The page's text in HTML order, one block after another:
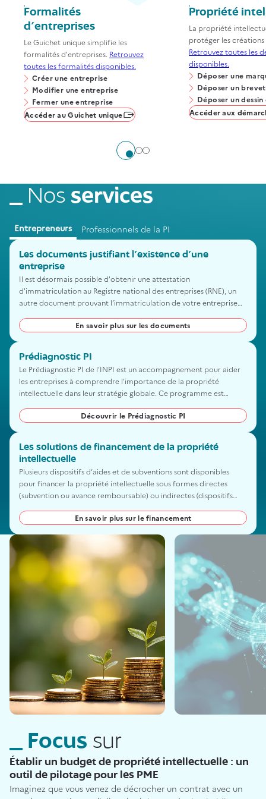
Formalités
d'entreprises
Le Guichet unique simplifie les
formalités d'entreprises. Retrouvez
toutes les formalités disponibles.
Créer une entreprise
Modifier une entreprise
Fermer une entreprise
Accéder au Guichet unique
Propriété
La propriété
protéger les
Retrouvez toutes les
disponibles.
Déposer une
Déposer un brevet
Déposer un
Accéder aux
Aller à l'élément 1
Aller à l'élément 2
Aller à l'élément 3
Nos services
Entrepreneurs Professionnels de la PI
Les documents justifiant l’existence d’une
entreprise
Il est désormais possible d'obtenir une attestation
d'immatriculation au Registre national des entreprises (RNE), un
autre document prouvant l’immatriculation de votre entreprise
En savoir plus sur les documents
Prédiagnostic PI
Le Prédiagnostic PI de l'INPI est un accompagnement pour aider
les entreprises à comprendre l'importance de la propriété
intellectuelle dans leur stratégie globale. Ce programme est
et qui ont besoin d'un plan d'actions en matière de propriété
Découvrir le Prédiagnostic PI
Les solutions de financement de la propriété
intellectuelle
Plusieurs dispositifs d’aides et de subventions sont disponibles
pour financer la propriété intellectuelle sous formes directes
(subvention ou avance remboursable) ou indirectes (dispositifs
françaises à créer et à innover pendant les différentes phases de
En savoir plus sur le financement
Focus sur
Établir un budget de propriété intellectuelle : un
outil de pilotage pour les PME
Imaginez que vous venez de décrocher un contrat avec un